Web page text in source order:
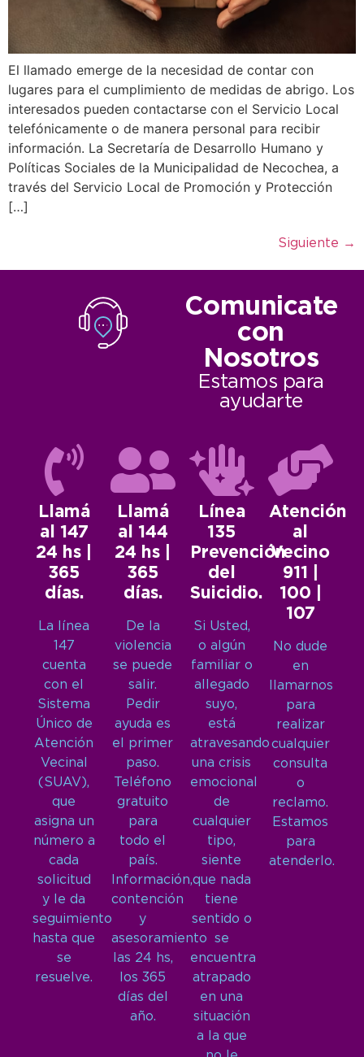
El llamado emerge de la necesidad de contar con
lugares para el cumplimiento de medidas de abrigo. Los
interesados pueden contactarse con el Servicio Local
telefónicamente o de manera personal para recibir
información. La Secretaría de Desarrollo Humano y
Políticas Sociales de la Municipalidad de Necochea, a
través del Servicio Local de Promoción y Protección
[…]
Siguiente →
Comunicate
con
Nosotros
Estamos para
ayudarte
Llamá
al 147
24 hs |
365
días.
La línea
147
cuenta
con el
Sistema
Único de
Atención
Vecinal
(SUAV),
que
asigna un
número a
cada
solicitud
y le da
seguimiento
hasta que
se
resuelve.
Llamá
al 144
24 hs |
365
días.
De la
violencia
se puede
salir.
Pedir
ayuda es
el primer
paso.
Teléfono
gratuito
para
todo el
país.
Información,
contención
y
asesoramiento
las 24 hs,
los 365
días del
año.
Línea
135
Prevención
del
Suicidio.
Si Usted,
o algún
familiar o
allegado
suyo,
está
atravesando
una crisis
emocional
de
cualquier
tipo,
siente
que nada
tiene
sentido o
se
encuentra
atrapado
en una
situación
a la que
Atención
al
Vecino
911 |
100 |
107
No dude
en
llamarnos
para
realizar
cualquier
consulta
o
reclamo.
Estamos
para
atenderlo.